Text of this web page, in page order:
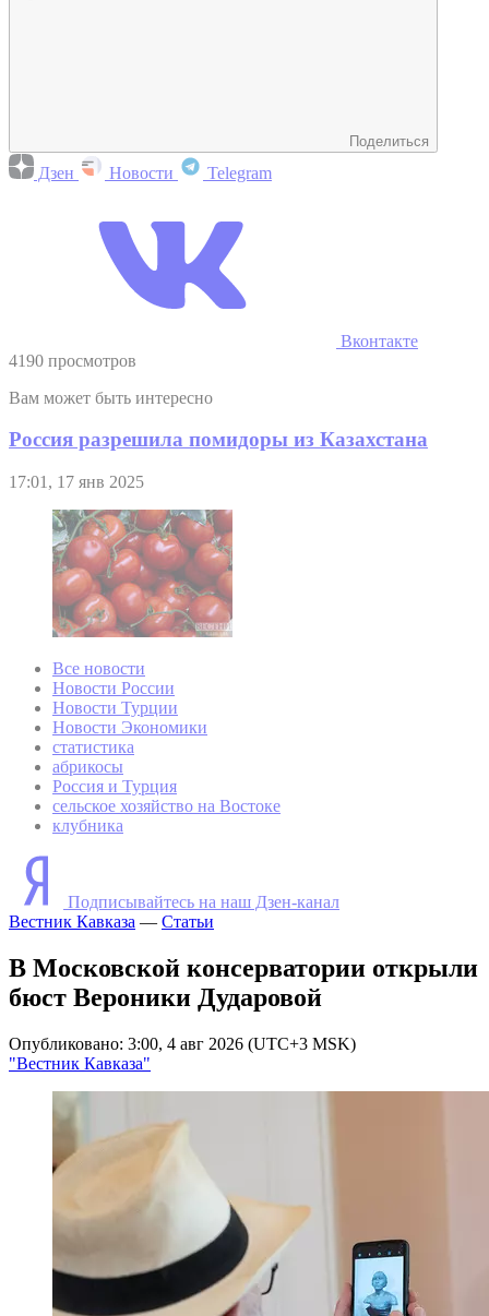
Поделиться
Дзен Новости Telegram
Вконтакте
4190 просмотров
Вам может быть интересно
Россия разрешила помидоры из Казахстана
17:01, 17 янв 2025
Все новости
Новости России
Новости Турции
Новости Экономики
статистика
абрикосы
Россия и Турция
сельское хозяйство на Востоке
клубника
Подписывайтесь на наш Дзен-канал
Вестник Кавказа — Статьи
В Московской консерватории открыли
бюст Вероники Дударовой
Опубликовано: 3:00, 4 авг 2026 (UTC+3 MSK)
"Вестник Кавказа"